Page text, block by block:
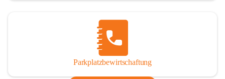
Parkplatzbewirtschaftung